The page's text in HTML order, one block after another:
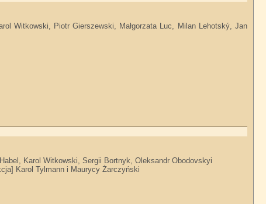
Witkowski, Piotr Gierszewski, Małgorzata Luc, Milan Lehotský, Jan
Karol Witkowski, Sergii Bortnyk, Oleksandr Obodovskyi
Karol Tylmann i Maurycy Żarczyński